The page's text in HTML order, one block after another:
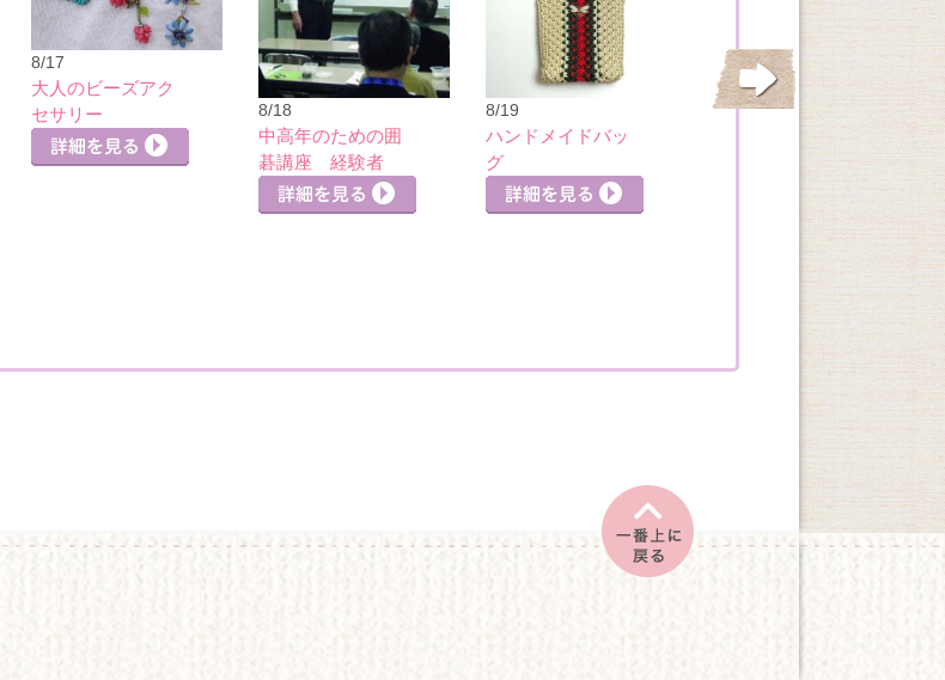
8/17
大人のビーズアク
セサリー
8/18
中高年のための囲
碁講座 経験者
8/19
ハンドメイドバッ
グ
8/21
基本のチーズ＆ワ
詳細を見る 詳